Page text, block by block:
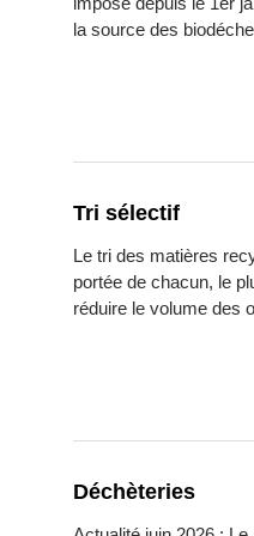
la source des
Tri sélectif
Le tri des matières
portée de chacun, le
réduire le volume des
Déchèteries